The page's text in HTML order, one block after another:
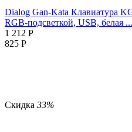
Dialog Gan-Kata Клавиатура
RGB-подсветкой, USB, белая ...
1 212 Р
825 Р
Скидка 33%